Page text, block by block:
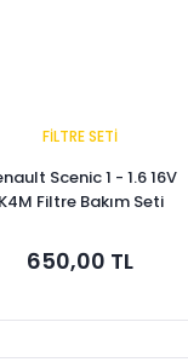
FİLTRE SETİ
Scenic 1 - 1.6 16V
K4M Filtre Bakım Seti
650,00 TL